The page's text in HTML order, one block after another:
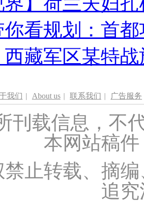
看规划：首
西藏军区某特
我们 | About us | 联系我们 | 广告服务
刊载信息，不
本网站稿
禁止转载、摘
追